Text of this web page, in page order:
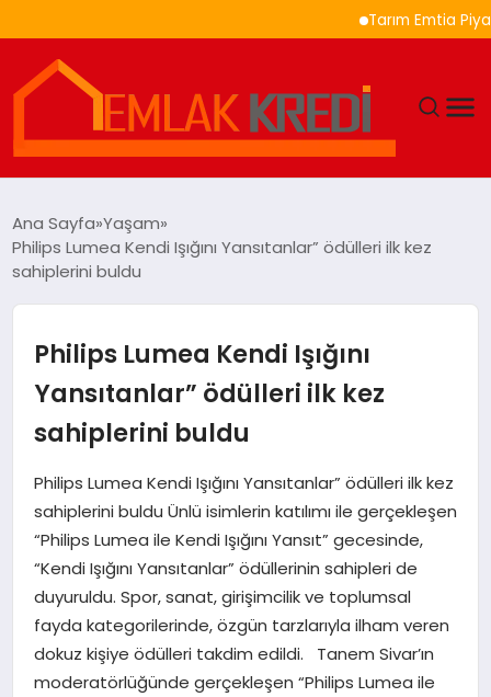
Tarım Emtia
EKONOMI
MAGAZIN
SAĞLIK
SIYASET
SPOR
TEKNOLOJI
Ana Sayfa Yaşam
Philips Lumea Kendi Işığını Yansıtanlar” ödülleri ilk kez
sahiplerini buldu
Philips Lumea Kendi Işığını
Yansıtanlar” ödülleri ilk kez
sahiplerini buldu
Philips Lumea Kendi Işığını Yansıtanlar” ödülleri ilk kez
sahiplerini buldu Ünlü isimlerin katılımı ile gerçekleşen
“Philips Lumea ile Kendi Işığını Yansıt” gecesinde,
“Kendi Işığını Yansıtanlar” ödüllerinin sahipleri de
duyuruldu. Spor, sanat, girişimcilik ve toplumsal
fayda kategorilerinde, özgün tarzlarıyla ilham veren
dokuz kişiye ödülleri takdim edildi. Tanem Sivar’ın
moderatörlüğünde gerçekleşen “Philips Lumea ile